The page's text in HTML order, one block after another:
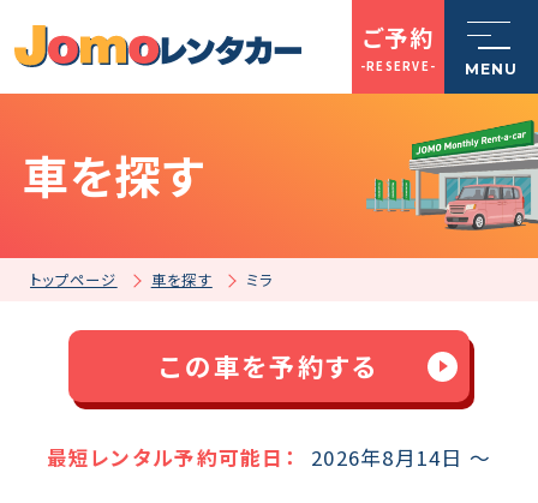
MENU
トップページ
Jomoレンタカーとは
店舗一覧
ご予約
-RESERVE-
車を探す
トップページ 車を探す ミラ
この車を予約する
最短レンタル予約可能日： 2026年8月14日 ～